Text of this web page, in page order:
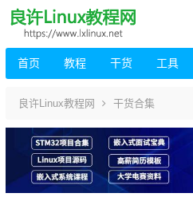
首页 教程 干货 工具
良许Linux教程网 干货合集